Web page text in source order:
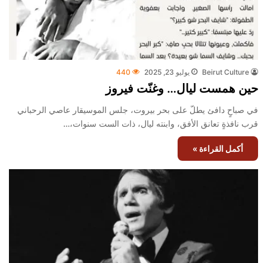
Beirut Culture يوليو 23, 2025 440
حين همست ليال… وغنّت فيروز
في صباحٍ دافئ يطلّ على بحر بيروت، جلس الموسيقار عاصي الرحباني
قرب نافذةٍ تعانق الأفق، وابنته ليال، ذات الست سنوات،…
أكمل القراءة »